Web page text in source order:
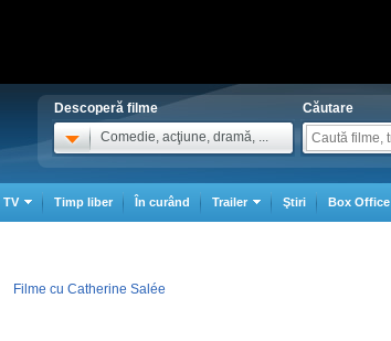
Descoperă filme
Comedie, acţiune, dramă, ...
Căutare
TV Timp liber În curând Trailer Ştiri Box Office
Filme cu Catherine Salée